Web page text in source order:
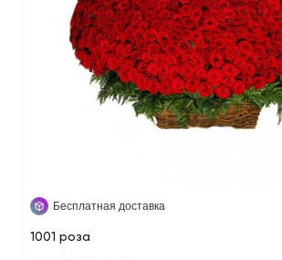
Бесплатная доставка
1001 роза